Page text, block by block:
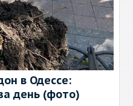
в Одессе:
день (фото)